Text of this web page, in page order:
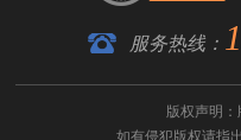
服务热线：
版权声明